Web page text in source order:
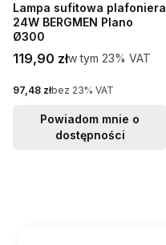
Lampa sufitowa plafoniera
24W BERGMEN Plano
Ø300
Cena brutto
119,90 złw tym %s VAT
w tym 23% VAT
Cena netto
97,48 złbez 23% VAT
Powiadom mnie o
dostępności